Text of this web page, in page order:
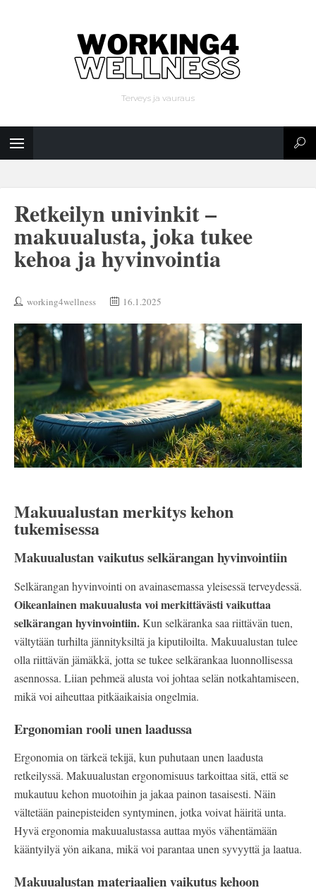
Terveys ja vauraus
Retkeilyn univinkit –
makuualusta, joka tukee
kehoa ja hyvinvointia
working4wellness 16.1.2025
Makuualustan merkitys kehon
tukemisessa
Makuualustan vaikutus selkärangan hyvinvointiin
Selkärangan hyvinvointi on avainasemassa yleisessä terveydessä.
Oikeanlainen makuualusta voi merkittävästi vaikuttaa
selkärangan hyvinvointiin.Kun selkäranka saa riittävän tuen,
vältytään turhilta jännityksiltä ja kiputiloilta. Makuualustan tulee
olla riittävän jämäkkä, jotta se tukee selkärankaa luonnollisessa
asennossa. Liian pehmeä alusta voi johtaa selän notkahtamiseen,
mikä voi aiheuttaa pitkäaikaisia ongelmia.
Ergonomian rooli unen laadussa
Ergonomia on tärkeä tekijä, kun puhutaan unen laadusta
retkeilyssä. Makuualustan ergonomisuus tarkoittaa sitä, että se
mukautuu kehon muotoihin ja jakaa painon tasaisesti. Näin
vältetään painepisteiden syntyminen, jotka voivat häiritä unta.
Hyvä ergonomia makuualustassa auttaa myös vähentämään
kääntyilyä yön aikana, mikä voi parantaa unen syvyyttä ja laatua.
Makuualustan materiaalien vaikutus kehoon